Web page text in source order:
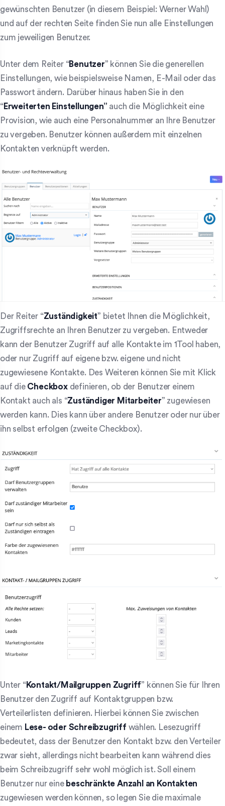
gewünschten Benutzer (in diesem Beispiel: Werner Wahl)
und auf der rechten Seite finden Sie nun alle Einstellungen
zum jeweiligen Benutzer.
Unter dem Reiter “Benutzer” können Sie die generellen
Einstellungen, wie beispielsweise Namen, E-Mail oder das
Passwort ändern. Darüber hinaus haben Sie in den
“Erweiterten Einstellungen” auch die Möglichkeit eine
Provision, wie auch eine Personalnummer an Ihre Benutzer
zu vergeben. Benutzer können außerdem mit einzelnen
Kontakten verknüpft werden.
Der Reiter “Zuständigkeit” bietet Ihnen die Möglichkeit,
Zugriffsrechte an Ihren Benutzer zu vergeben. Entweder
kann der Benutzer Zugriff auf alle Kontakte im 1Tool haben,
oder nur Zugriff auf eigene bzw. eigene und nicht
zugewiesene Kontakte. Des Weiteren können Sie mit Klick
auf die Checkboxdefinieren, ob der Benutzer einem
Kontakt auch als “Zuständiger Mitarbeiter” zugewiesen
werden kann. Dies kann über andere Benutzer oder nur über
ihn selbst erfolgen (zweite Checkbox).
Unter “Kontakt/Mailgruppen Zugriff” können Sie für Ihren
Benutzer den Zugriff auf Kontaktgruppen bzw.
Verteilerlisten definieren. Hierbei können Sie zwischen
einem Lese- oder Schreibzugriff wählen. Lesezugriff
bedeutet, dass der Benutzer den Kontakt bzw. den Verteiler
zwar sieht, allerdings nicht bearbeiten kann während dies
beim Schreibzugriff sehr wohl möglich ist. Soll einem
Benutzer nur eine beschränkte Anzahl an Kontakten
zugewiesen werden können, so legen Sie die maximale